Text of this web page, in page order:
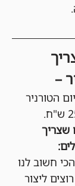
–
הטורניר
שצריך
הכי חשוב לנו
ליצור